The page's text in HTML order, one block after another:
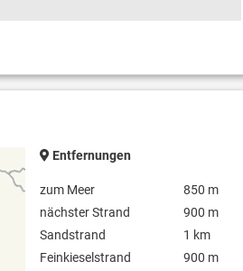
Entfernungen
zum Meer
850 m
nächster Strand
900 m
Sandstrand
1 km
Feinkieselstrand
900 m